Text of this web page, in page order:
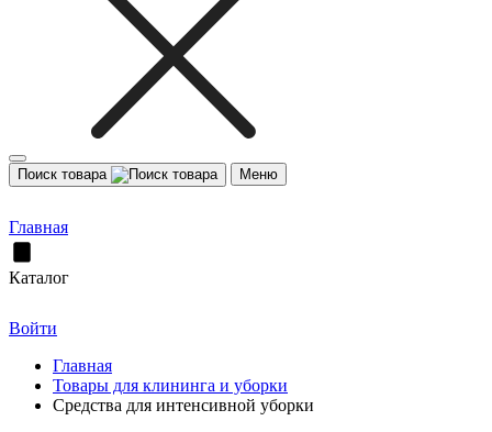
Поиск товара Меню
Главная
Каталог
Войти
Главная
Товары для клининга и уборки
Средства для интенсивной уборки